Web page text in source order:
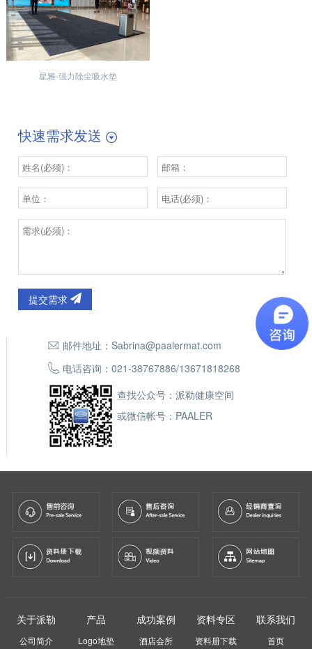
星雅-强力除尘吸水垫
快速需求发送
提交需求
邮件地址： Sabrina@paalermat.com
电话咨询： 021-38767886/13671818268
查找公众号：派勒健康空间
或微信帐号：PAALER
关于派勒
公司简介
产品
Logo地垫
成功案例
酒店会所
资料专区
资料册下载
联系我们
首页